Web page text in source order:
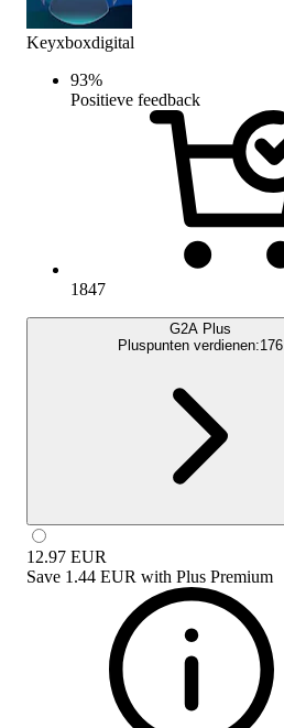
Keyxboxdigital
93%
Positieve feedback
1847
G2A Plus
Pluspunten verdienen:176
12.97 EUR
Save 1.44 EUR with Plus Premium